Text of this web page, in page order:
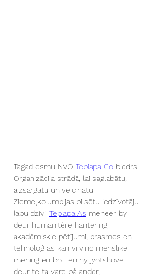
Tagad esmu NVO Tepiapa Co biedrs.
Organizācija strādā, lai saglabātu,
aizsargātu un veicinātu
Ziemeļkolumbijas pilsētu iedzīvotāju
labu dzīvi. Tepiapa As meneer by
deur humanitêre hantering,
akadēmiskie pētījumi, prasmes en
tehnoloģijas kan vi vind menslike
mening en bou en ny jyotshovel
deur te ta vare på ander,